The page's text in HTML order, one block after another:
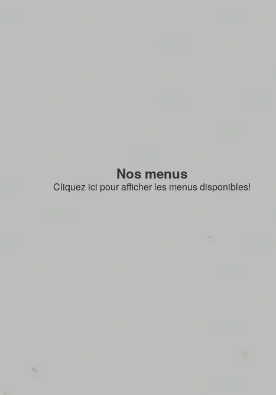
Nos menus
Cliquez ici pour afficher les menus disponibles!